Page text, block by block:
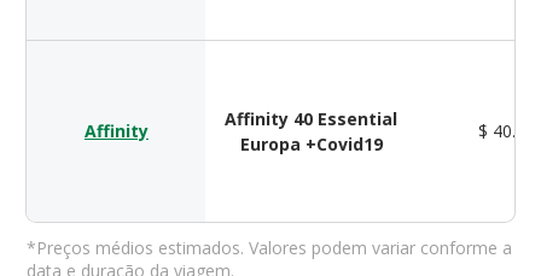
Affinity
Affinity 40 Essential
Europa +Covid19
$
*Preços médios estimados. Valores podem variar conforme a
data e duração da viagem.